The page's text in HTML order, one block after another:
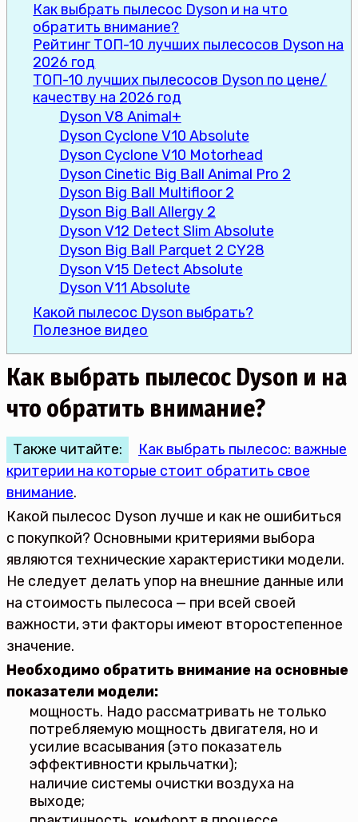
Как выбрать пылесос Dyson и на что
обратить внимание?
Рейтинг ТОП-10 лучших пылесосов Dyson на
2026 год
ТОП-10 лучших пылесосов Dyson по цене/
качеству на 2026 год
Dyson V8 Animal+
Dyson Cyclone V10 Absolute
Dyson Cyclone V10 Motorhead
Dyson Cinetic Big Ball Animal Pro 2
Dyson Big Ball Multifloor 2
Dyson Big Ball Allergy 2
Dyson V12 Detect Slim Absolute
Dyson Big Ball Parquet 2 CY28
Dyson V15 Detect Absolute
Dyson V11 Absolute
Какой пылесос Dyson выбрать?
Полезное видео
Как выбрать пылесос Dyson и на
что обратить внимание?
Также читайте:
Как выбрать пылесос: важные
критерии на которые стоит обратить свое
внимание.
Какой пылесос Dyson лучше и как не ошибиться
с покупкой? Основными критериями выбора
являются технические характеристики модели.
Не следует делать упор на внешние данные или
на стоимость пылесоса — при всей своей
важности, эти факторы имеют второстепенное
значение.
Необходимо обратить внимание на основные
показатели модели:
мощность. Надо рассматривать не только
потребляемую мощность двигателя, но и
усилие всасывания (это показатель
эффективности крыльчатки);
наличие системы очистки воздуха на
выходе;